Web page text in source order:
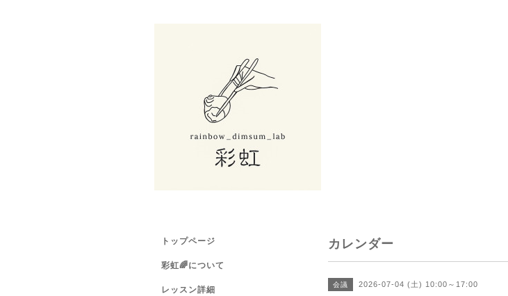
カレンダー
会議 2026-07-04 (土) 10:00～17:00
トップページ
彩虹🌈について
レッスン詳細